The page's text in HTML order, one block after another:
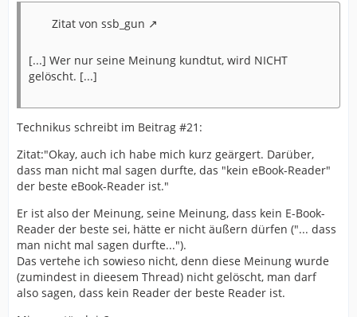
Zitat von ssb_gun
[...] Wer nur seine Meinung kundtut, wird NICHT
gelöscht. [...]
Technikus schreibt im Beitrag #21:
Zitat:"Okay, auch ich habe mich kurz geärgert. Darüber,
dass man nicht mal sagen durfte, das "kein eBook-Reader"
der beste eBook-Reader ist."
Er ist also der Meinung, seine Meinung, dass kein E-Book-
Reader der beste sei, hätte er nicht äußern dürfen ("... dass
man nicht mal sagen durfte...").
Das vertehe ich sowieso nicht, denn diese Meinung wurde
(zumindest in dieesem Thread) nicht gelöscht, man darf
also sagen, dass kein Reader der beste Reader ist.